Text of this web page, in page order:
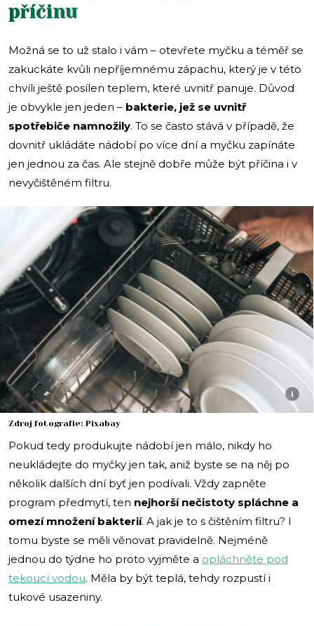
příčinu
Možná se to už stalo i vám – otevřete myčku a téměř se
zakuckáte kvůli nepříjemnému zápachu, který je v této
chvíli ještě posílen teplem, které uvnitř panuje. Důvod
je obvykle jen jeden – bakterie, jež se uvnitř
spotřebiče namnožily. To se často stává v případě, že
dovnitř ukládáte nádobí po více dní a myčku zapínáte
jen jednou za čas. Ale stejně dobře může být příčina i v
nevyčištěném filtru.
i
Zdroj fotografie: Pixabay
Pokud tedy produkujte nádobí jen málo, nikdy ho
neukládejte do myčky jen tak, aniž byste se na něj po
několik dalších dní byť jen podívali. Vždy zapněte
program předmytí, ten nejhorší nečistoty spláchne a
omezí množení bakterií. A jak je to s čištěním filtru? I
tomu byste se měli věnovat pravidelně. Nejméně
jednou do týdne ho proto vyjměte a opláchněte pod
tekoucí vodou. Měla by být teplá, tehdy rozpustí i
tukové usazeniny.